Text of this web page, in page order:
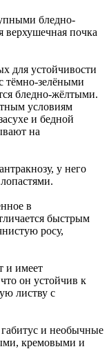
бледно-
верхушечная почка
для устойчивости
тёмно-зелёными
бледно-жёлтыми.
условиям
и бедной
на
у него
в
быстрым
росу,
и имеет
он устойчив к
листву с
и необычные
кремовыми и